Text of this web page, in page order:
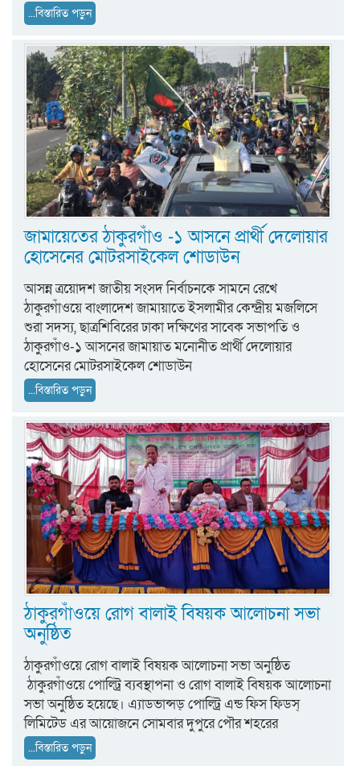
...বিস্তারিত পড়ুন
জামায়েতের ঠাকুরগাঁও -১ আসনে প্রার্থী দেলোয়ার
হোসেনের মোটরসাইকেল শোডাউন
আসন্ন ত্রয়োদশ জাতীয় সংসদ নির্বাচনকে সামনে রেখে
ঠাকুরগাঁওয়ে বাংলাদেশ জামায়াতে ইসলামীর কেন্দ্রীয় মজলিসে
শুরা সদস্য, ছাত্রশিবিরের ঢাকা দক্ষিণের সাবেক সভাপতি ও
ঠাকুরগাঁও-১ আসনের জামায়াত মনোনীত প্রার্থী দেলোয়ার
হোসেনের মোটরসাইকেল শোডাউন
...বিস্তারিত পড়ুন
ঠাকুরগাঁওয়ে রোগ বালাই বিষয়ক আলোচনা সভা
অনুষ্ঠিত
ঠাকুরগাঁওয়ে রোগ বালাই বিষয়ক আলোচনা সভা অনুষ্ঠিত
ঠাকুরগাঁওয়ে পোল্ট্রি ব্যবস্থাপনা ও রোগ বালাই বিষয়ক আলোচনা
সভা অনুষ্ঠিত হয়েছে। এ্যাডভান্সড্ পোল্ট্রি এন্ড ফিস ফিডস্
লিমিটেড এর আয়োজনে সোমবার দুপুরে পৌর শহরের
...বিস্তারিত পড়ুন